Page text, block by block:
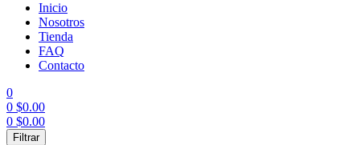
Inicio
Nosotros
Tienda
FAQ
Contacto
0
0 $0.00
0 $0.00
Menú
Filtrar